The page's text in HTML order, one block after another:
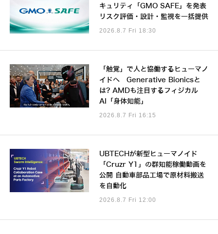
キュリティ「GMO SAFE」を発表
リスク評価・設計・監視を一括提供
2026.8.7 Fri 18:30
「触覚」で人と協働するヒューマノ
イドへ Generative Bionicsと
は? AMDも注目するフィジカル
AI「身体知能」
2026.8.7 Fri 16:15
UBTECHが新型ヒューマノイド
「Cruzr Y1」の群知能稼働動画を
公開 自動車部品工場で原材料搬送
を自動化
2026.8.7 Fri 12:00